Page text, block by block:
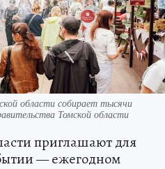
области собирает тысячи
Томской области
приглашают для
— ежегодном